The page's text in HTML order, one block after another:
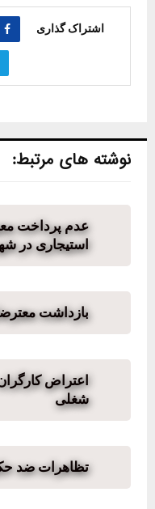
اشتراک گذاری
نوشته های مرتبط:
عدم پرداخت
استیجاری در
بازداشت
اعتراض
شغلی
تظاهرات ضد